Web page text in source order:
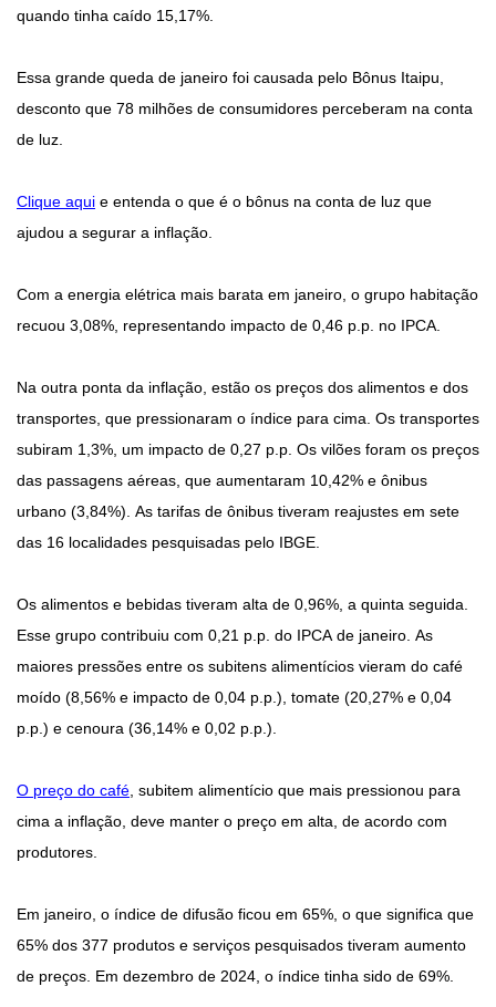
quando tinha caído 15,17%.
Essa grande queda de janeiro foi causada pelo Bônus Itaipu,
desconto que 78 milhões de consumidores perceberam na conta
de luz.
Clique aqui e entenda o que é o bônus na conta de luz que
ajudou a segurar a inflação.
Com a energia elétrica mais barata em janeiro, o grupo habitação
recuou 3,08%, representando impacto de 0,46 p.p. no IPCA.
Na outra ponta da inflação, estão os preços dos alimentos e dos
transportes, que pressionaram o índice para cima. Os transportes
subiram 1,3%, um impacto de 0,27 p.p. Os vilões foram os preços
das passagens aéreas, que aumentaram 10,42% e ônibus
urbano (3,84%). As tarifas de ônibus tiveram reajustes em sete
das 16 localidades pesquisadas pelo IBGE.
Os alimentos e bebidas tiveram alta de 0,96%, a quinta seguida.
Esse grupo contribuiu com 0,21 p.p. do IPCA de janeiro. As
maiores pressões entre os subitens alimentícios vieram do café
moído (8,56% e impacto de 0,04 p.p.), tomate (20,27% e 0,04
p.p.) e cenoura (36,14% e 0,02 p.p.).
O preço do café, subitem alimentício que mais pressionou para
cima a inflação, deve manter o preço em alta, de acordo com
produtores.
Em janeiro, o índice de difusão ficou em 65%, o que significa que
65% dos 377 produtos e serviços pesquisados tiveram aumento
de preços. Em dezembro de 2024, o índice tinha sido de 69%.